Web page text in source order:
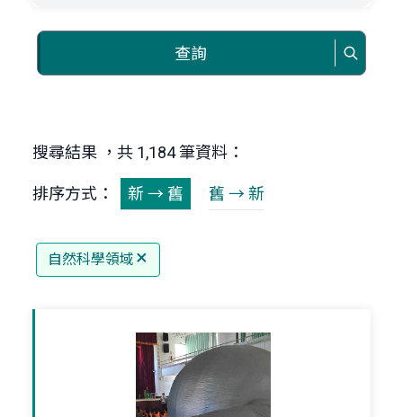
查詢
搜尋結果 ，共 1,184 筆資料：
排序方式： 新 → 舊 舊 → 新
自然科學領域